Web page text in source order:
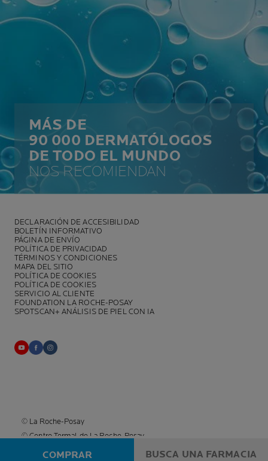
COMPRAR BUSCA UNA FARMACIA
MÁS DE
90 000 DERMATÓLOGOS
DE TODO EL MUNDO
NOS RECOMIENDAN
DECLARACIÓN DE ACCESIBILIDAD
BOLETÍN INFORMATIVO
PÁGINA DE ENVÍO
POLÍTICA DE PRIVACIDAD
TÉRMINOS Y CONDICIONES
MAPA DEL SITIO
POLÍTICA DE COOKIES
POLÍTICA DE COOKIES
SERVICIO AL CLIENTE
FOUNDATION LA ROCHE-POSAY
SPOTSCAN+ ANÁLISIS DE PIEL CON IA
© La Roche-Posay
© Centro Termal de La Roche-Posay
© Getty Images